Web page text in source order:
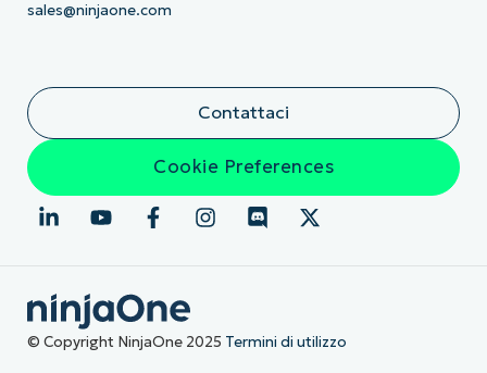
sales@ninjaone.com
Contattaci
Cookie Preferences
© Copyright NinjaOne 2025 Termini di utilizzo